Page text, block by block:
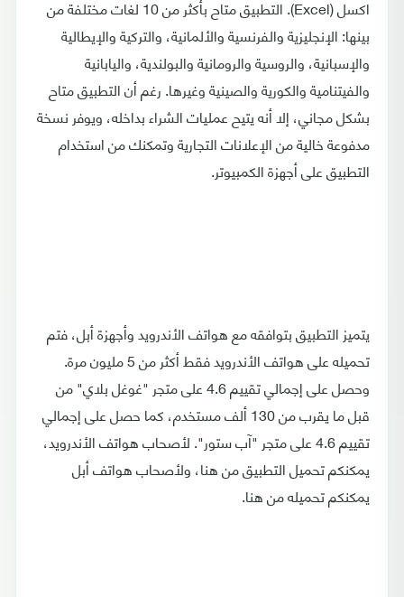
اكسل (Excel). التطبيق متاح بأكثر من 10 لغات مختلفة من
بينها: الإنجليزية والفرنسية والألمانية، والتركية والإيطالية
والإسبانية، والروسية والرومانية والبولندية، واليابانية
والفيتنامية والكورية والصينية وغيرها. رغم أن التطبيق متاح
بشكل مجاني، إلا أنه يتيح عمليات الشراء بداخله، ويوفر نسخة
مدفوعة خالية من الإعلانات التجارية وتمكنك من استخدام
التطبيق على أجهزة الكمبيوتر.
يتميز التطبيق بتوافقه مع هواتف الأندرويد وأجهزة أبل، فتم
تحميله على هواتف الأندرويد فقط أكثر من 5 مليون مرة.
وحصل على إجمالي تقييم 4.6 على متجر "غوغل بلاي" من
قبل ما يقرب من 130 ألف مستخدم، كما حصل على إجمالي
تقييم 4.6 على متجر "آب ستور". لأصحاب هواتف الأندرويد،
يمكنكم تحميل التطبيق من هنا، ولأصحاب هواتف أبل
يمكنكم تحميله من هنا.